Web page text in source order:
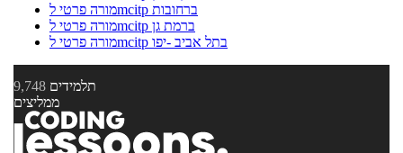
מורה פרטי לmcitp ברחובות
מורה פרטי לmcitp ברמת גן
מורה פרטי לmcitp בתל אביב -יפו
9,748 תלמידים
ממליצים